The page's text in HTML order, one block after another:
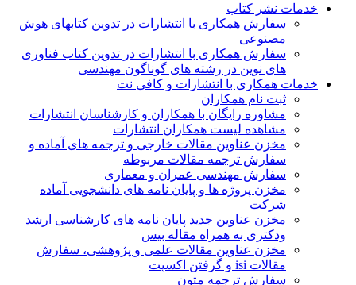
خدمات نشر کتاب
سفارش همکاری با انتشارات در تدوین کتابهای هوش
مصنوعی
سفارش همکاری با انتشارات در تدوین کتاب فناوری
های نوین در رشته های گوناگون مهندسی
خدمات همکاری با انتشارات و کافی نت
ثبت نام همکاران
مشاوره رایگان با همکاران و کارشناسان انتشارات
مشاهده لیست همکاران انتشارات
مخزن عناوین مقالات خارجی و ترجمه های آماده و
سفارش ترجمه مقالات مربوطه
سفارش مهندسی عمران و معماری
مخزن پروژه ها و پایان نامه های دانشجویی آماده
شرکت
مخزن عناوین جدید پایان نامه های کارشناسی ارشد
ودکتری به همراه مقاله بیس
مخزن عناوین مقالات علمی و پژوهشی، سفارش
مقالات isi و گرفتن اکسپت
سفارش ترجمه متون